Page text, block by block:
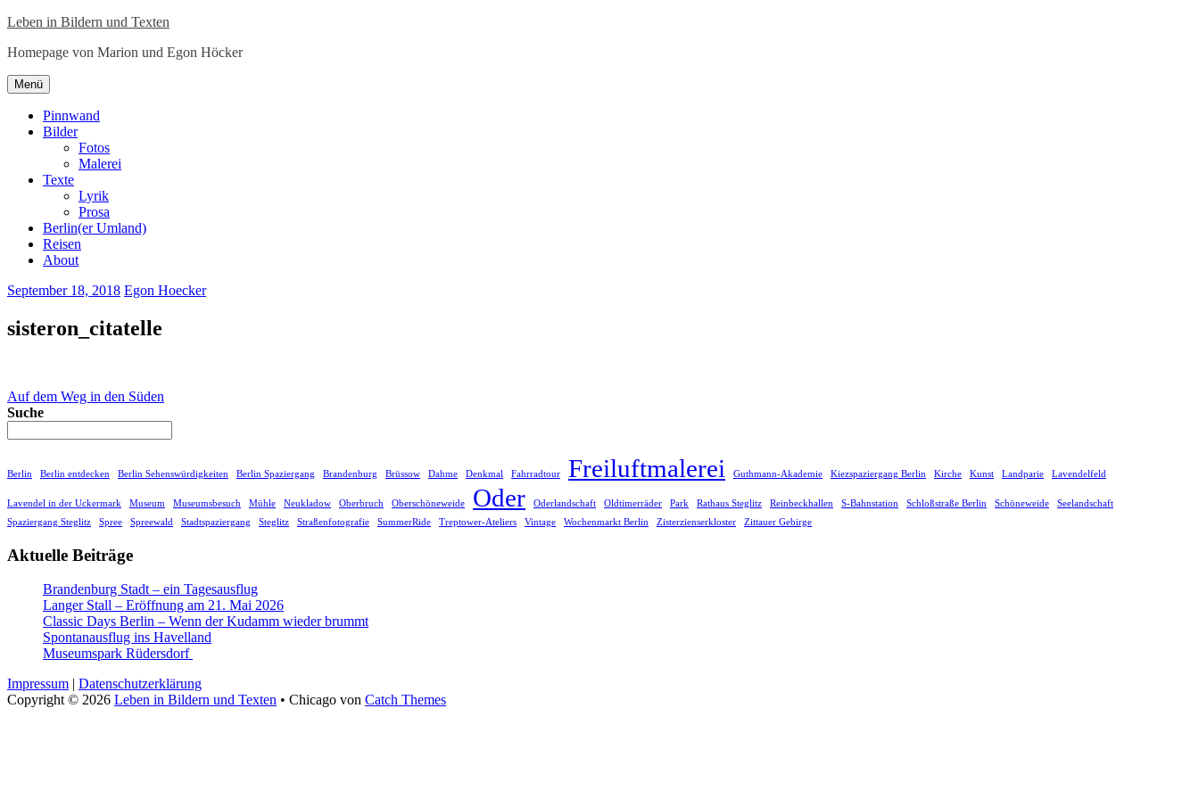
Zum
springen
Leben in Bildern und Texten
Homepage von Marion und Egon Höcker
Menü Zum
Inhalt
springen
Pinnwand
Bilder
Fotos
Malerei
Texte
Lyrik
Prosa
Berlin(er Umland)
Reisen
About
September 18, 2018 Egon Hoecker
sisteron_citatelle
Beitragsnavigation
Auf dem Weg in den Süden
Suche
Berlin Berlin entdecken Berlin Sehenswürdigkeiten Berlin Spaziergang Brandenburg Brüssow Dahme Denkmal Fahrradtour Freiluftmalerei Guthmann-Akademie Kiezspaziergang Berlin Kirche Kunst Landparie Lavendelfeld
Lavendel in der Uckermark Museum Museumsbesuch Mühle Neukladow Oberbruch Oberschöneweide Oder Oderlandschaft Oldtimerräder Park Rathaus Steglitz Reinbeckhallen S-Bahnstation Schloßstraße Berlin Schöneweide
Seelandschaft
Spaziergang Steglitz
Spree Spreewald Stadtspaziergang Steglitz Straßenfotografie SummerRide Treptower-Ateliers Vintage Wochenmarkt Berlin Zisterzienserkloster Zittauer Gebirge
Aktuelle Beiträge
Brandenburg Stadt – ein Tagesausflug
Langer Stall – Eröffnung am 21. Mai 2026
Classic Days Berlin – Wenn der Kudamm wieder brummt
Spontanausflug ins Havelland
Museumspark Rüdersdorf
Impressum | Datenschutzerklärung
Copyright © 2026 Leben in Bildern und Texten • Chicago von Catch Themes